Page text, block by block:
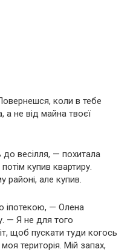
коли в тебе
а не від майна твоєї
весілля, — похитала
купив квартиру.
районі, але купив.
іпотекою, — Олена
— Я не для того
щоб пускати туди когось
територія. Мій запах,